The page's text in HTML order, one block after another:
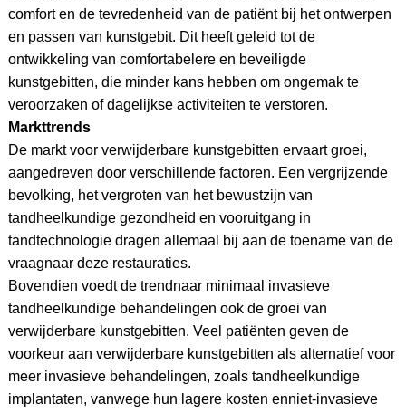
comfort en de tevredenheid van de patiënt bij het ontwerpen
en passen van kunstgebit. Dit heeft geleid tot de
ontwikkeling van comfortabelere en beveiligde
kunstgebitten, die minder kans hebben om ongemak te
veroorzaken of dagelijkse activiteiten te verstoren.
Markttrends
De markt voor verwijderbare kunstgebitten ervaart groei,
aangedreven door verschillende factoren. Een vergrijzende
bevolking, het vergroten van het bewustzijn van
tandheelkundige gezondheid en vooruitgang in
tandtechnologie dragen allemaal bij aan de toename van de
vraagnaar deze restauraties.
Bovendien voedt de trendnaar minimaal invasieve
tandheelkundige behandelingen ook de groei van
verwijderbare kunstgebitten. Veel patiënten geven de
voorkeur aan verwijderbare kunstgebitten als alternatief voor
meer invasieve behandelingen, zoals tandheelkundige
implantaten, vanwege hun lagere kosten enniet-invasieve